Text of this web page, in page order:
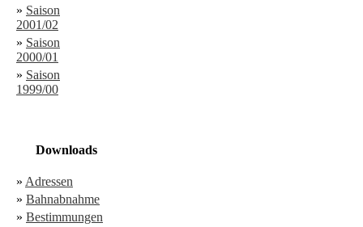
» Saison
2001/02
» Saison
2000/01
» Saison
1999/00
Downloads
» Adressen
» Bahnabnahme
» Bestimmungen